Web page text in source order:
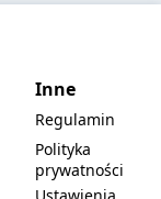
Inne
Regulamin
Polityka
prywatności